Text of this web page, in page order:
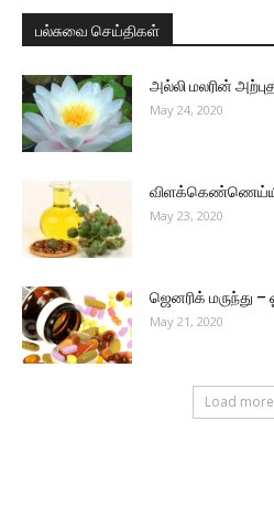
பல்சுவை செய்திகள்
அல்லி மலரின்
May 24, 2020
May 23, 2020
ஜெனரிக் மருந்து
May 21, 2020
Load more